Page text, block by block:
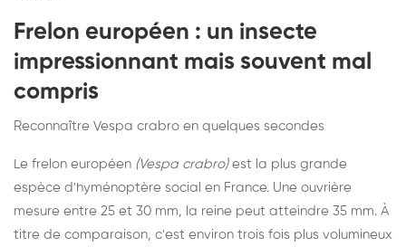
Frelon européen : un insecte
impressionnant mais souvent mal
compris
Reconnaître Vespa crabro en quelques secondes
Le frelon européen (Vespa crabro)est la plus grande
espèce d'hyménoptère social en France. Une ouvrière
mesure entre 25 et 30 mm, la reine peut atteindre 35 mm. À
titre de comparaison, c'est environ trois fois plus volumineux